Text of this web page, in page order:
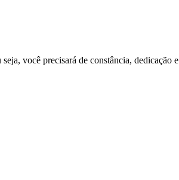
você precisará de constância,